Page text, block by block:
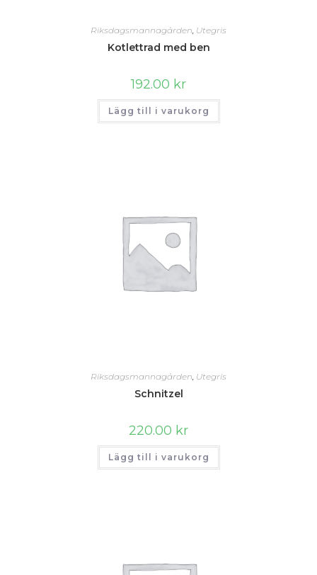
Riksdagsmannagården Utegris
Kotlettrad med ben
192.00 kr
Lägg till i varukorg
Riksdagsmannagården, Utegris
Schnitzel
220.00 kr
Lägg till i varukorg